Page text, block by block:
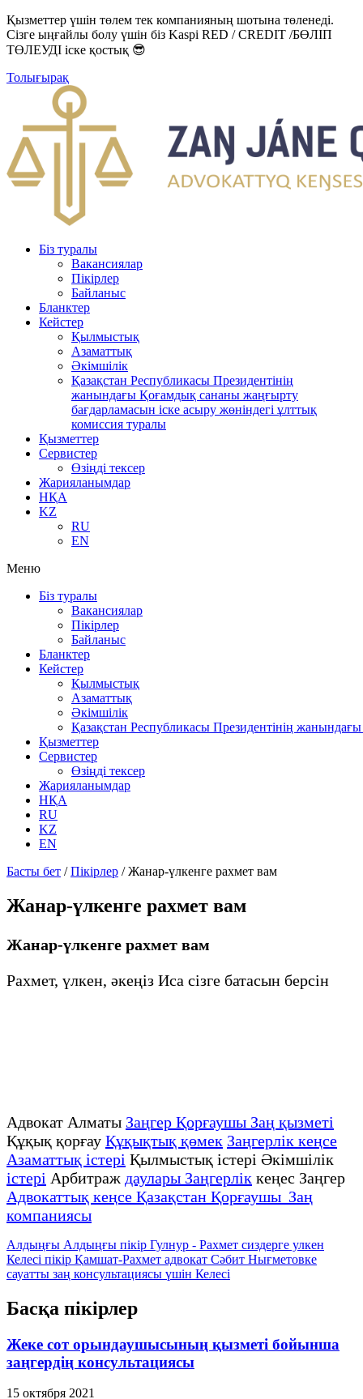
Қызметтер үшін төлем тек компанияның шотына төленеді.
Сізге ыңғайлы болу үшін біз Kaspi RED / CREDIT /БӨЛІП
ТӨЛЕУДІ іске қостық 😎
Толығырақ
Біз туралы
Вакансиялар
Пікірлер
Байланыс
Бланктер
Кейстер
Қылмыстық
Азаматтық
Әкімшілік
Қазақстан Республикасы Президентінің
жанындағы Қоғамдық сананы жаңғырту
бағдарламасын іске асыру жөніндегі ұлттық
комиссия туралы
Қызметтер
Сервистер
Өзіңді тексер
Жарияланымдар
НҚА
KZ
RU
EN
Меню
Біз туралы
Вакансиялар
Пікірлер
Байланыс
Бланктер
Кейстер
Қылмыстық
Азаматтық
Әкімшілік
Қазақстан Республикасы Президентінің
Қызметтер
Сервистер
Өзіңді тексер
Жарияланымдар
НҚА
RU
KZ
EN
Басты бет /Пікірлер /Жанар-үлкенге рахмет вам
Жанар-үлкенге рахмет вам
Жанар-үлкенге рахмет вам
Рахмет, үлкен, әкеңіз Иса сізге батасын берсін
Адвокат Алматы Заңгер Қорғаушы Заң қызметі
Құқық қорғау Құқықтық қөмек Заңгерлік кеңсе
Азаматтық істері Қылмыстық істері Әкімшілік
істері Арбитраж даулары Заңгерлік кеңес Заңгер
Адвокаттық кеңсе Қазақстан Қорғаушы Заң
компаниясы
Алдыңғы Алдыңғы пікір Гулнур - Рахмет сиздерге улкен
Келесі пікір Қамшат-Рахмет адвокат Сәбит Нығметовке
сауатты заң консультациясы үшін Келесі
Басқа пікірлер
Жеке сот орындаушысының қызметі бойынша
заңгердің консультациясы
15 октября 2021